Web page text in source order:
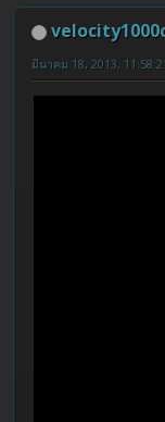
มีนาคม 18, 2013,